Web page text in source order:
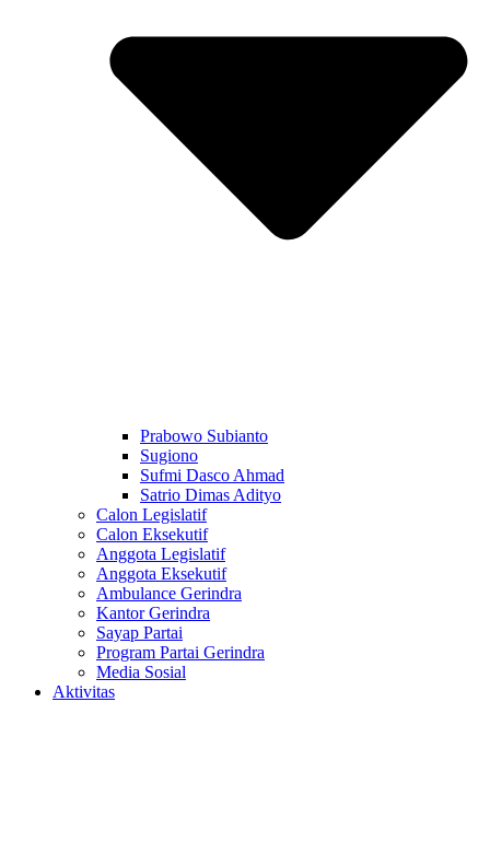
Prabowo Subianto
Sugiono
Sufmi Dasco Ahmad
Satrio Dimas Adityo
Calon Legislatif
Calon Eksekutif
Anggota Legislatif
Anggota Eksekutif
Ambulance Gerindra
Kantor Gerindra
Sayap Partai
Program Partai Gerindra
Media Sosial
Aktivitas